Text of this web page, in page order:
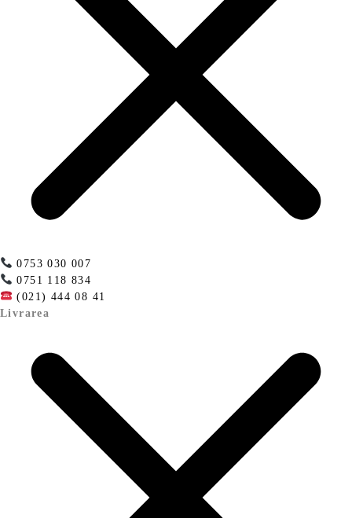
0753 030 007
0751 118 834
(021) 444 08 41
Livrarea